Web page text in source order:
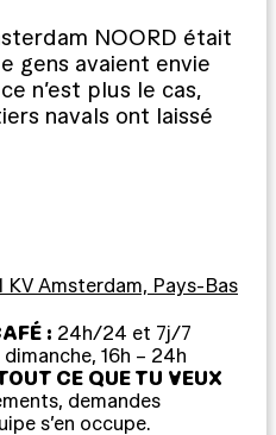
NOORD était
gens avaient envie
n’est plus le cas,
navals ont laissé
KV Amsterdam, Pays-Bas
: 24h/24 et 7j/7
16h – 24h
CE QUE TU VEUX
demandes
s’en occupe.